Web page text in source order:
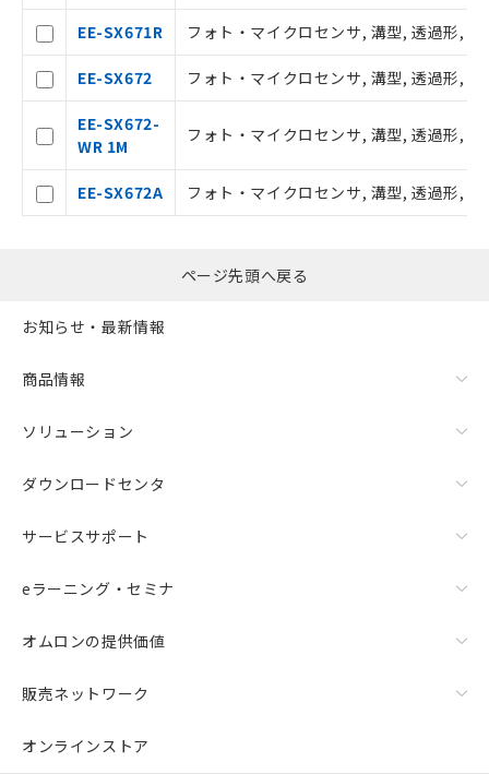
EE-SX671R フォト・マイクロセンサ, 溝型, 透過形,
EE-SX672 フォト・マイクロセンサ, 溝型, 透過形,
EE-SX672-
WR 1M
フォト・マイクロセンサ, 溝型, 透過形,
EE-SX672A フォト・マイクロセンサ, 溝型, 透過形,
ページ先頭へ戻る
お知らせ・最新情報
商品情報
ソリューション
ダウンロードセンタ
サービスサポート
eラーニング・セミナ
オムロンの提供価値
販売ネットワーク
オンラインストア
空
白
受注生産機種、また在庫状況の
情報を公開していない機種
マイパーツ機能（部品リスト作成サー
ビス）をご利用いただくには、I-Web
メンバーズにご登録されている必要が
あります。
お客様が当ウェブサイト上で当社にご
登録された部品リストについて、当社
および当社の共同利用者が、当社の製
品・サービスに関するお客様との取
引・商談に必要な範囲で利用すること
をご了承ください。
の共同利用に関して"
の「1.共同利
用者の範囲」に記載されている法人を